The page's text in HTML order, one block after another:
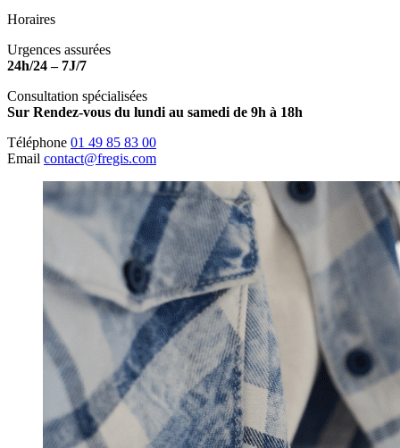
Horaires
Urgences assurées
24h/24 – 7J/7
Consultation spécialisées
Sur Rendez-vous du lundi au samedi de 9h à 18h
Téléphone 01 49 85 83 00
Email contact@fregis.com